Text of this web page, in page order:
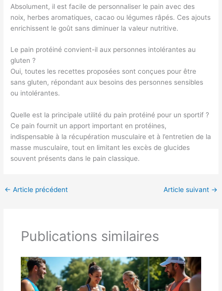
Absolument, il est facile de personnaliser le pain avec des
noix, herbes aromatiques, cacao ou légumes râpés. Ces ajouts
enrichissent le goût sans diminuer la valeur nutritive.
Le pain protéiné convient-il aux personnes intolérantes au
gluten ?
Oui, toutes les recettes proposées sont conçues pour être
sans gluten, répondant aux besoins des personnes sensibles
ou intolérantes.
Quelle est la principale utilité du pain protéiné pour un sportif ?
Ce pain fournit un apport important en protéines,
indispensable à la récupération musculaire et à l’entretien de la
masse musculaire, tout en limitant les excès de glucides
souvent présents dans le pain classique.
← Article précédent Article suivant →
Publications similaires